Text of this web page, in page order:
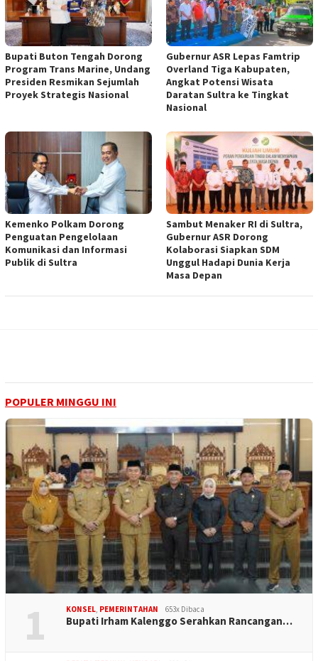
Bupati Buton Tengah Dorong
Program Trans Marine, Undang
Presiden Resmikan Sejumlah
Proyek Strategis Nasional
Gubernur ASR Lepas Famtrip
Overland Tiga Kabupaten,
Angkat Potensi Wisata
Daratan Sultra ke Tingkat
Nasional
Kemenko Polkam Dorong
Penguatan Pengelolaan
Komunikasi dan Informasi
Publik di Sultra
Sambut Menaker RI di Sultra,
Gubernur ASR Dorong
Kolaborasi Siapkan SDM
Unggul Hadapi Dunia Kerja
Masa Depan
POPULER MINGGU INI
1 KONSEL, PEMERINTAHAN 653x Dibaca
Bupati Irham Kalenggo Serahkan Rancangan…